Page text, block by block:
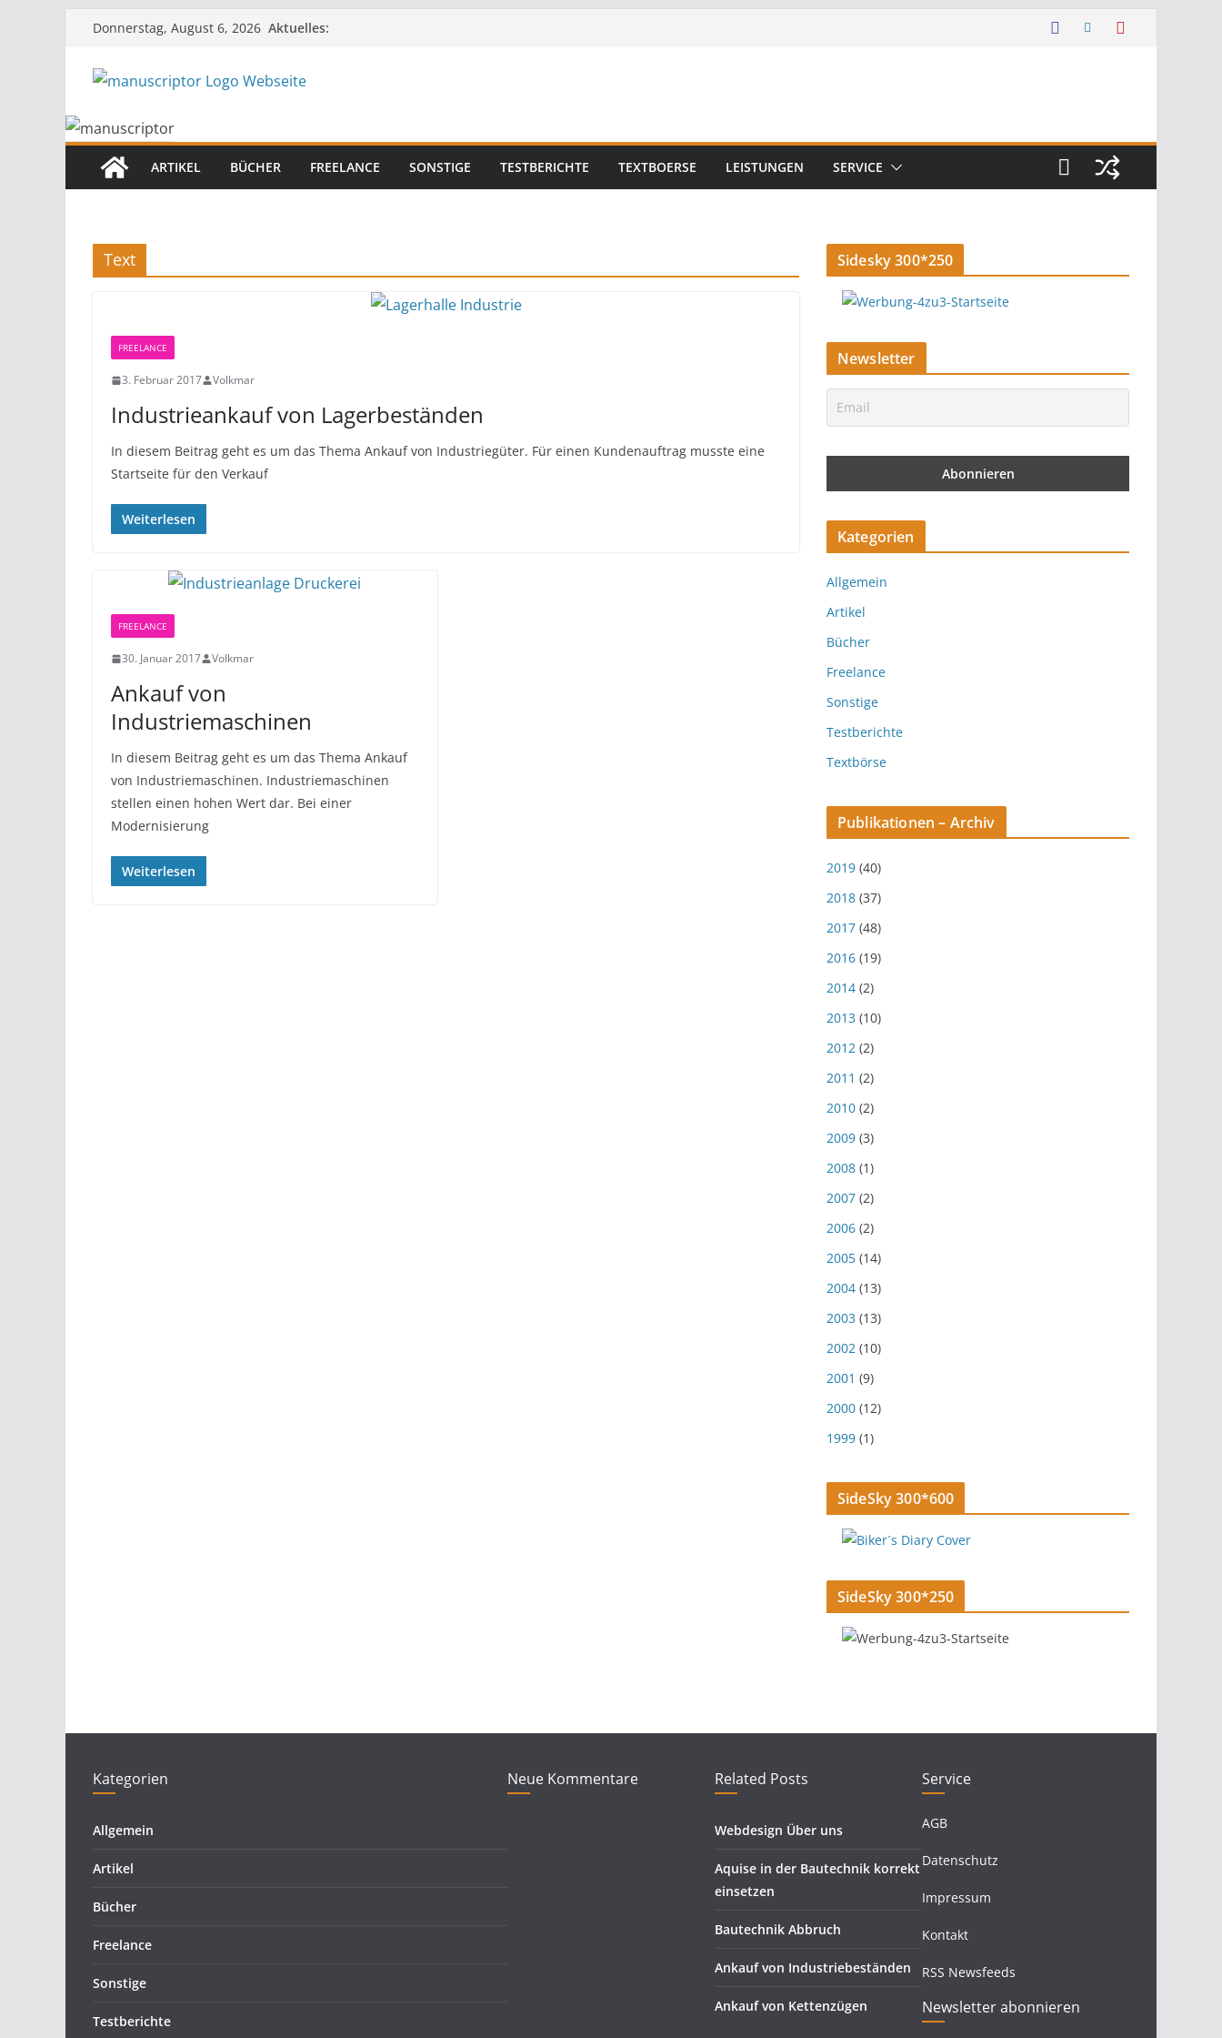
Donnerstag, August 6, 2026 Aktuelles:
ARTIKEL BÜCHER FREELANCE SONSTIGE TESTBERICHTE TEXTBOERSE LEISTUNGEN SERVICE
Text
FREELANCE
3. Februar 2017 Volkmar
Industrieankauf von Lagerbeständen
In diesem Beitrag geht es um das Thema Ankauf von Industriegüter. Für einen Kundenauftrag musste eine
Startseite für den Verkauf
Weiterlesen
FREELANCE
30. Januar 2017 Volkmar
Ankauf von
Industriemaschinen
In diesem Beitrag geht es um das Thema Ankauf
von Industriemaschinen. Industriemaschinen
stellen einen hohen Wert dar. Bei einer
Modernisierung
Weiterlesen
Sidesky 300*250
Newsletter
Kategorien
Allgemein
Artikel
Bücher
Freelance
Sonstige
Testberichte
Textbörse
Publikationen – Archiv
2019 (40)
2018 (37)
2017 (48)
2016 (19)
2014 (2)
2013 (10)
2012 (2)
2011 (2)
2010 (2)
2009 (3)
2008 (1)
2007 (2)
2006 (2)
2005 (14)
2004 (13)
2003 (13)
2002 (10)
2001 (9)
2000 (12)
1999 (1)
SideSky 300*600
SideSky 300*250
Kategorien
Allgemein
Artikel
Bücher
Freelance
Sonstige
Testberichte
Neue Kommentare Related Posts
Webdesign Über uns
Aquise in der Bautechnik korrekt
einsetzen
Bautechnik Abbruch
Ankauf von Industriebeständen
Ankauf von Kettenzügen
Service
AGB
Datenschutz
Impressum
Kontakt
RSS Newsfeeds
Newsletter abonnieren